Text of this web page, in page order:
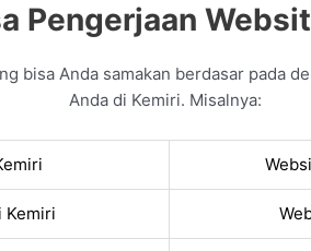
Pengerjaan
bisa Anda samakan berdasar pada
Anda di Kemiri. Misalnya:
Kemiri